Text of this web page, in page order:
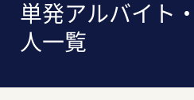
単発アルバイト
人一覧